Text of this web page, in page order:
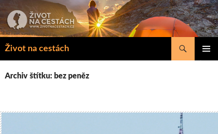
k
obsahu
Život na cestách
Hledat
Archiv štítku: bez peněz